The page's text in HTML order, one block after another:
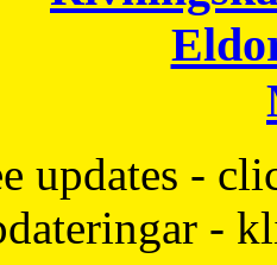
updates -
-